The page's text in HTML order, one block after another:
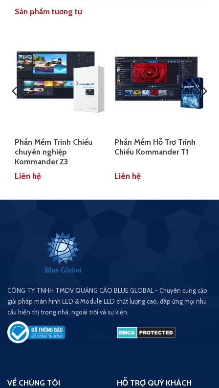
Sản phẩm tương tự
Phần Mềm Trình Chiếu
chuyên nghiệp
Kommander Z3
Liên hệ
Phần Mềm Hỗ Trợ Trình
Chiếu Kommander T1
Liên hệ
CÔNG TY TNHH TMDV QUẢNG CÁO BLUE GLOBAL - Chuyên cung cấp
giải pháp màn hình LED & Module LED chất lượng cao, đáp ứng mọi nhu
cầu hiển thị trong nhà, ngoài trời và sự kiện.
VỀ CHÚNG TÔI
HỖ TRỢ QUÝ KHÁCH